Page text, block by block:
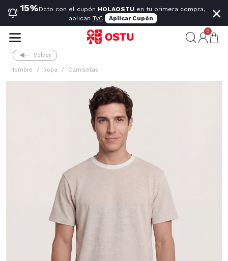
15%Dcto con el cupón HOLAOSTU en tu primera compra,
aplican TyC Aplicar Cupón ×
0
Volver
Hombre Ropa Camisetas